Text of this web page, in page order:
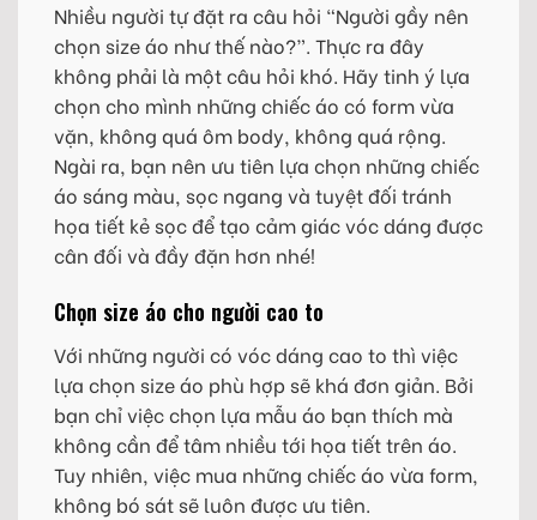
Nhiều người tự đặt ra câu hỏi “Người gầy nên
chọn size áo như thế nào?”. Thực ra đây
không phải là một câu hỏi khó. Hãy tinh ý lựa
chọn cho mình những chiếc áo có form vừa
vặn, không quá ôm body, không quá rộng.
Ngài ra, bạn nên ưu tiên lựa chọn những chiếc
áo sáng màu, sọc ngang và tuyệt đối tránh
họa tiết kẻ sọc để tạo cảm giác vóc dáng được
cân đối và đầy đặn hơn nhé!
Chọn size áo cho người cao to
Với những người có vóc dáng cao to thì việc
lựa chọn size áo phù hợp sẽ khá đơn giản. Bởi
bạn chỉ việc chọn lựa mẫu áo bạn thích mà
không cần để tâm nhiều tới họa tiết trên áo.
Tuy nhiên, việc mua những chiếc áo vừa form,
không bó sát sẽ luôn được ưu tiên.